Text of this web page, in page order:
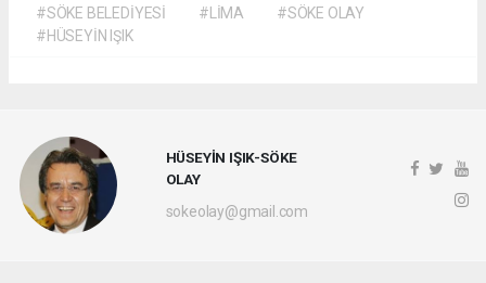
#SÖKE BELEDİYESİ
#LİMA
#SÖKE OLAY
#HÜSEYİN IŞIK
HÜSEYİN IŞIK-SÖKE
OLAY
sokeolay@gmail.com